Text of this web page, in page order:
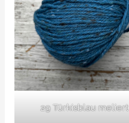
29 Türkisblau meliert